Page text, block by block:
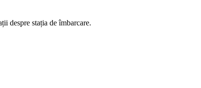
despre stația de îmbarcare.